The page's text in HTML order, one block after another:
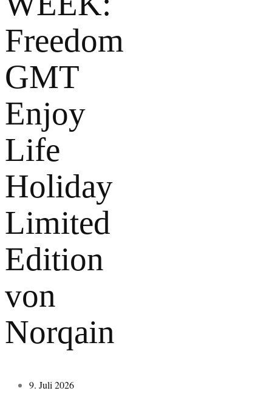
Freedom
GMT
Enjoy
Life
Holiday
Limited
Edition
von
Norqain
9. Juli 2026